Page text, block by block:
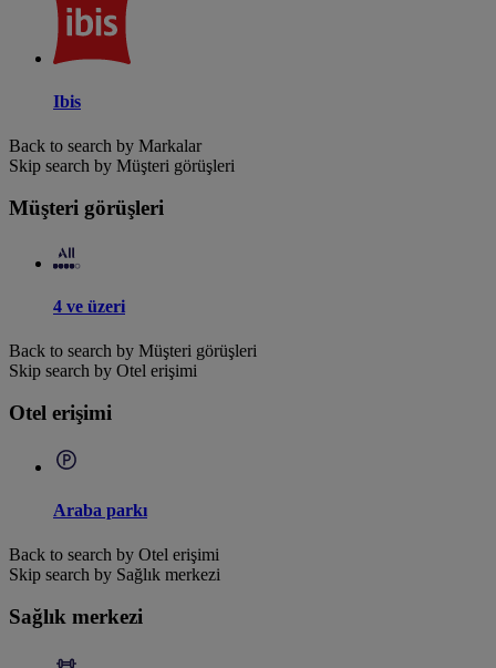
Ibis
Back to search by Markalar
Skip search by Müşteri görüşleri
Müşteri görüşleri
4 ve üzeri
Back to search by Müşteri görüşleri
Skip search by Otel erişimi
Otel erişimi
Araba parkı
Back to search by Otel erişimi
Skip search by Sağlık merkezi
Sağlık merkezi